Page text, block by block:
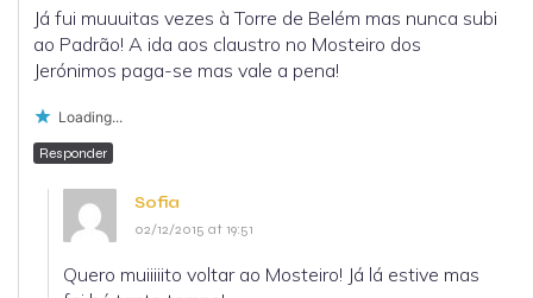
Já fui muuuitas vezes à Torre de Belém mas nunca subi
ao Padrão! A ida aos claustro no Mosteiro dos
Jerónimos paga-se mas vale a pena!
Loading...
Responder
Sofia
02/12/2015 at 19:51
Quero muiiiiito voltar ao Mosteiro! Já lá estive mas